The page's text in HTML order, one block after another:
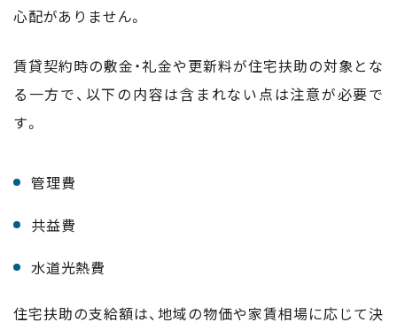
心配がありません。
賃貸契約時の敷金・礼金や更新料が住宅扶助の対象とな
る一方で、以下の内容は含まれない点は注意が必要で
す。
管理費
共益費
水道光熱費
住宅扶助の支給額は、地域の物価や家賃相場に応じて決